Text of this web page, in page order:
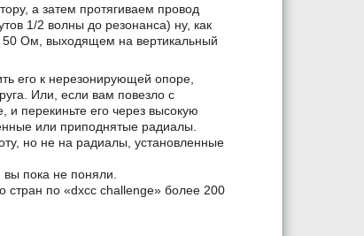
а затем протягиваем провод
1/2 волны до резонанса) ну, как
Ом, выходящем на вертикальный
его к нерезонирующей опоре,
Или, если вам повезло с
перекиньте его через высокую
или приподнятые радиалы.
но не на радиалы, установленные
пока не поняли.
стран по «dxcc challenge» более 200